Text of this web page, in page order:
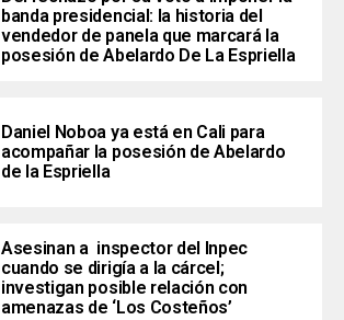
banda presidencial: la historia del
vendedor de panela que marcará la
posesión de Abelardo De La Espriella
Daniel Noboa ya está en Cali para
acompañar la posesión de Abelardo
de la Espriella
Asesinan a inspector del Inpec
cuando se dirigía a la cárcel;
investigan posible relación con
amenazas de ‘Los Costeños’